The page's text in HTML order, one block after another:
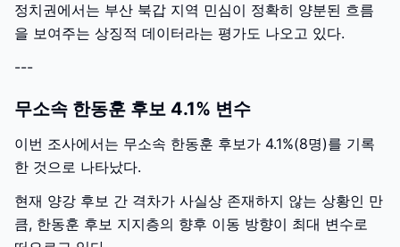
정치권에서는 부산 북갑 지역 민심이 정확히 양분된 흐름
을 보여주는 상징적 데이터라는 평가도 나오고 있다.
---
무소속 한동훈 후보 4.1% 변수
이번 조사에서는 무소속 한동훈 후보가 4.1%(8명)를 기록
한 것으로 나타났다.
현재 양강 후보 간 격차가 사실상 존재하지 않는 상황인 만
큼, 한동훈 후보 지지층의 향후 이동 방향이 최대 변수로